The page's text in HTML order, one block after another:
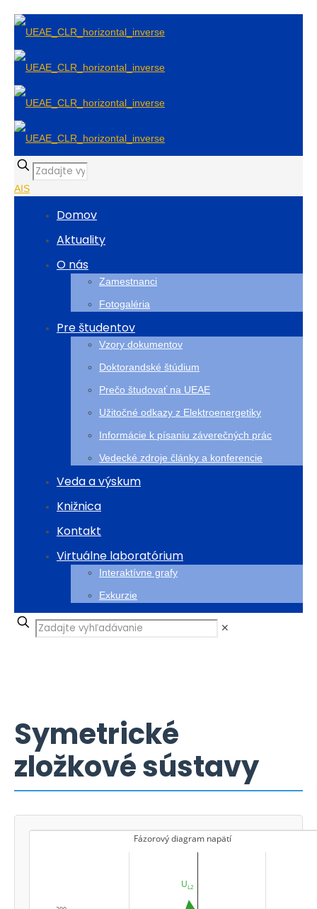
AIS
Domov
Aktuality
O nás
Zamestnanci
Fotogaléria
Pre študentov
Vzory dokumentov
Doktorandské štúdium
Prečo študovať na UEAE
Užitočné odkazy z Elektroenergetiky
Informácie k písaniu záverečných prác
Vedecké zdroje články a konferencie
Veda a výskum
Knižnica
Kontakt
Virtuálne laboratórium
Interaktívne grafy
Exkurzie
✕
Symetrické
zložkové sústavy
Fázorový diagram napätí